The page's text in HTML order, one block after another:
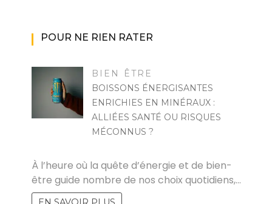
POUR NE RIEN RATER
BIEN ÊTRE
BOISSONS ÉNERGISANTES
ENRICHIES EN MINÉRAUX :
ALLIÉES SANTÉ OU RISQUES
MÉCONNUS ?
À l’heure où la quête d’énergie et de bien-
être guide nombre de nos choix quotidiens,…